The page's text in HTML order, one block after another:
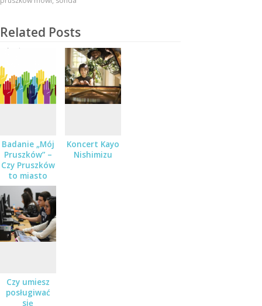
Related Posts
Badanie „Mój
Pruszków” –
Czy Pruszków
to miasto
rozrywki i
rekreacji?
Koncert Kayo
Nishimizu
Czy umiesz
posługiwać
się